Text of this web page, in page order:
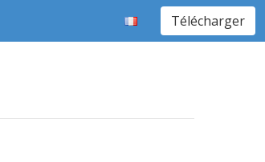
Télécharger